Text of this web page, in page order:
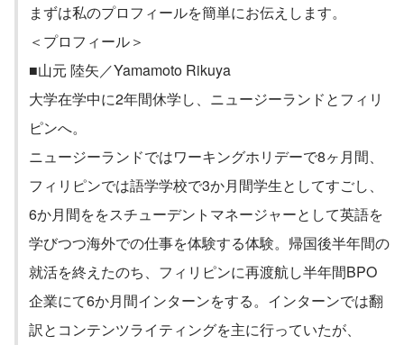
まずは私のプロフィールを簡単にお伝えします。
＜プロフィール＞
■山元 陸矢／Yamamoto Rikuya
大学在学中に2年間休学し、ニュージーランドとフィリ
ピンへ。
ニュージーランドではワーキングホリデーで8ヶ月間、
フィリピンでは語学学校で3か月間学生としてすごし、
6か月間ををスチューデントマネージャーとして英語を
学びつつ海外での仕事を体験する体験。帰国後半年間の
就活を終えたのち、フィリピンに再渡航し半年間BPO
企業にて6か月間インターンをする。インターンでは翻
訳とコンテンツライティングを主に行っていたが、